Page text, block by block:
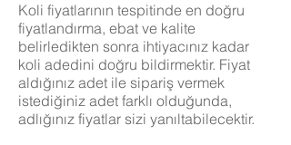
Koli fiyatlarının tespitinde en doğru
fiyatlandırma, ebat ve kalite
belirledikten sonra ihtiyacınız kadar
koli adedini doğru bildirmektir. Fiyat
aldığınız adet ile sipariş vermek
istediğiniz adet farklı olduğunda,
adlığınız fiyatlar sizi yanıltabilecektir.